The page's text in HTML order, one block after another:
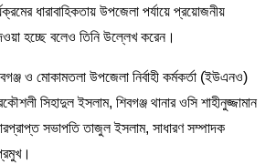
ধারাবাহিকতায় উপজেলা পর্যায়ে প্রয়োজনীয়
হচ্ছে বলেও তিনি উল্লেখ করেন।
ও মোকামতলা উপজেলা নির্বাহী কর্মকর্তা (ইউএনও)
সিহাদুল ইসলাম, শিবগঞ্জ থানার ওসি শাহীনুজ্জামান
সভাপতি তাজুল ইসলাম, সাধারণ সম্পাদক